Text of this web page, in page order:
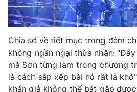
THỜI BÁO VTV
Theo dõi báo trên
Cơ quan chủ quản: Đài Truyền hình
Cơ quan báo chí:Thời báo VTV
Chia sẻ về tiết mục trong đêm
không ngần ngại thừa nhận:
mà Sơn từng làm trong chương
là cách sắp xếp bài nó rất là
khán giả không thể bắt gặp